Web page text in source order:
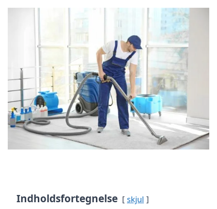
Indholdsfortegnelse skjul